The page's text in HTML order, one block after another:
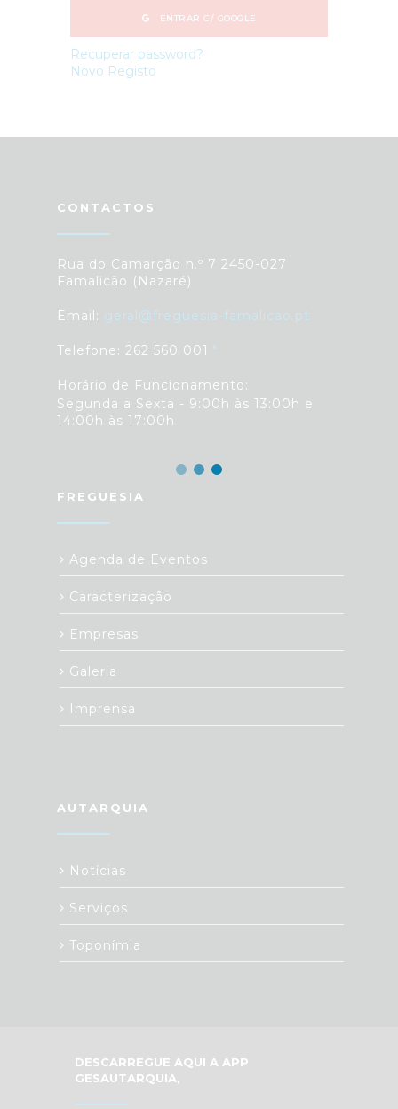
ENTRAR C/ GOOGLE
Recuperar password?
Novo Registo
CONTACTOS
Rua do Camarção n.º 7 2450-027
Famalicão (Nazaré)
Email: geral@freguesia-famalicao.pt
Telefone: 262 560 001
Horário de Funcionamento:
Segunda a Sexta - 9:00h às 13:00h e
14:00h às 17:00h
FREGUESIA
Agenda de Eventos
Caracterização
Empresas
Galeria
Imprensa
AUTARQUIA
Notícias
Serviços
Toponímia
DESCARREGUE AQUI A APP
GESAUTARQUIA,